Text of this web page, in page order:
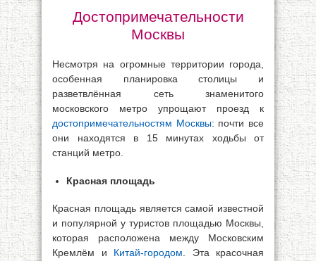
Достопримечательности
Москвы
Несмотря на огромные территории города,
особенная планировка столицы и
разветвлённая сеть знаменитого
московского метро упрощают проезд к
достопримечательностям Москвы: почти все
они находятся в 15 минутах ходьбы от
станций метро.
Красная площадь
Красная площадь является самой известной
и популярной у туристов площадью Москвы,
которая расположена между Московским
Кремлём и Китай-городом . Эта красочная